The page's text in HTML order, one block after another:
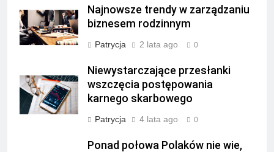
Najnowsze trendy w zarządzaniu
biznesem rodzinnym
Patrycja 2 lata ago 0
Niewystarczające przesłanki
wszczęcia postępowania
karnego skarbowego
Patrycja 4 lata ago 0
Ponad połowa Polaków nie wie,